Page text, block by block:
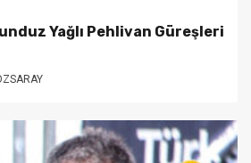
Yağlı Pehlivan Güreşleri